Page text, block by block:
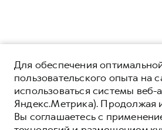
Для обеспечения
пользовательского опыта на
использоваться системы
Яндекс.Метрика). Продолжая
Вы соглашаетесь с